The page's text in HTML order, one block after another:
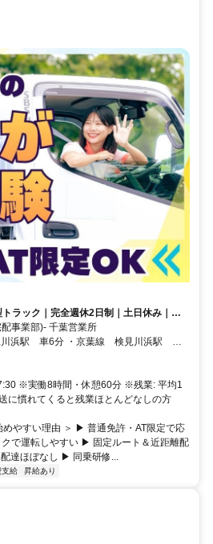
ラック｜完全週休2日制｜土日休み｜こ
手企業
事業部)- 千葉営業所
11分
※実働8時間・休憩60分 ※残業: 平均1
に慣れてくると残業ほとんどなしの方
めやすい理由 ＞ ▶ 普通免許・AT限定で応
で運転しやすい ▶ 固定ルート＆近距離配
達ほぼなし ▶ 同乗研修...
支給 昇給あり